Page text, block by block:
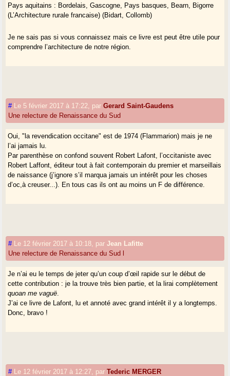
Pays aquitains : Bordelais, Gascogne, Pays basques, Bearn, Bigorre
(L’Architecture rurale francaise) (Bidart, Collomb)
Je ne sais pas si vous connaissez mais ce livre est peut être utile pour
comprendre l’architecture de notre région.
# Le 5 février 2017 à 17:22 parGerard Saint-Gaudens
Une relecture de Renaissance du Sud
Oui, "la revendication occitane" est de 1974 (Flammarion) mais je ne
l’ai jamais lu.
Par parenthèse on confond souvent Robert Lafont, l’occitaniste avec
Robert Laffont, éditeur tout à fait contemporain du premier et marseillais
de naissance (j’ignore s’il marqua jamais un intérêt pour les choses
d’oc,à creuser...). En tous cas ils ont au moins un F de différence.
# Le 12 février 2017 à 10:18 parJean Lafitte
Une relecture de Renaissance du Sud l
Je n’ai eu le temps de jeter qu’un coup d’œil rapide sur le début de
cette contribution : je la trouve très bien partie, et la lirai complètement
quoan me vaguë
J’ai ce livre de Lafont, lu et annoté avec grand intérêt il y a longtemps.
Donc, bravo !
# Le 12 février 2017 à 12:27 parTederic MERGER